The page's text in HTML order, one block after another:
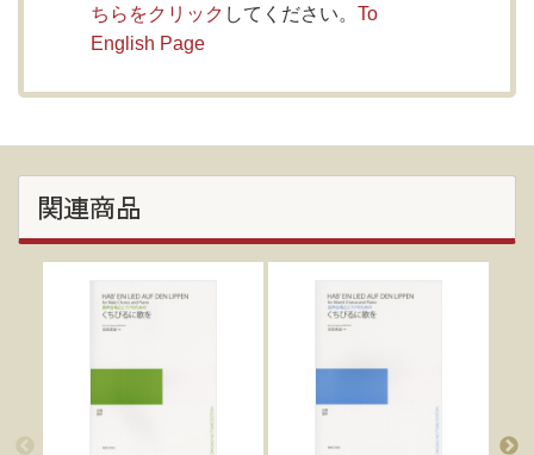
ちらをクリック してください。 To
English Page
関連商品